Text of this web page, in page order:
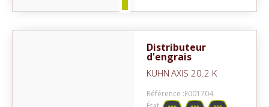
Distributeur
d'engrais
KUHN AXIS 20.2 K
Référence :E001704